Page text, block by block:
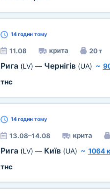
14 годинтому
11.08 крита 20 т
Рига (LV) — Чернігів (UA) ~
тнс
14 годинтому
13.08–14.08 крита
Рига (LV) — Київ (UA) ~ 1064
тнс